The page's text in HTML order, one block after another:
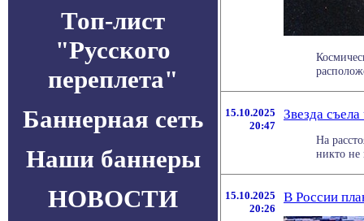
Топ-лист
"Русского
переплета"
Баннерная сеть
Наши баннеры
НОВОСТИ
15.10.2025
20:47
Звезда
На
никто не
15.10.2025
20:26
В России